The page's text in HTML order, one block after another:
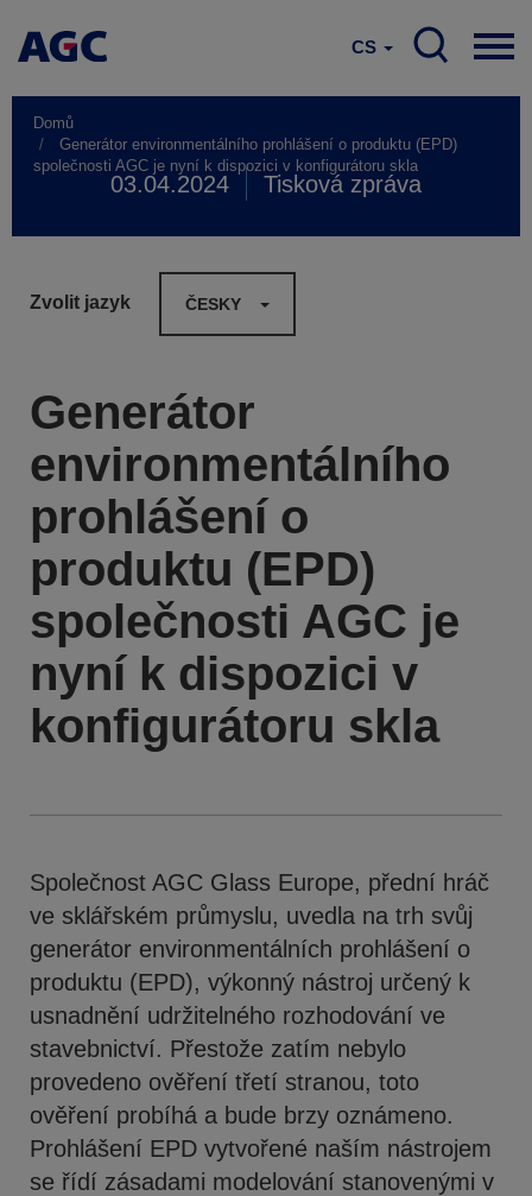
CS
Domů
Generátor environmentálního prohlášení o produktu (EPD)
společnosti AGC je nyní k dispozici v konfigurátoru skla
03.04.2024 Tisková zpráva
Zvolit jazyk ČESKY
Generátor
environmentálního
prohlášení o
produktu (EPD)
společnosti AGC je
nyní k dispozici v
konfigurátoru skla
Společnost AGC Glass Europe, přední hráč
ve sklářském průmyslu, uvedla na trh svůj
generátor environmentálních prohlášení o
produktu (EPD), výkonný nástroj určený k
usnadnění udržitelného rozhodování ve
stavebnictví. Přestože zatím nebylo
provedeno ověření třetí stranou, toto
ověření probíhá a bude brzy oznámeno.
Prohlášení EPD vytvořené naším nástrojem
se řídí zásadami modelování stanovenými v